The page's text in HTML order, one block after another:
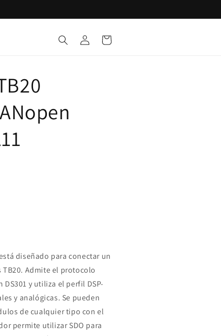
Iniciar
sesión
Carrito
diseñado para conectar un
Admite el protocolo
y utiliza el perfil DSP-
y analógicas. Se pueden
de cualquier tipo con el
permite utilizar SDO para